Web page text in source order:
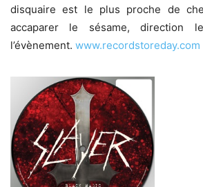
disquaire est le plus proche de
accaparer le sésame, direction
l’évènement. www.recordstoreday.com